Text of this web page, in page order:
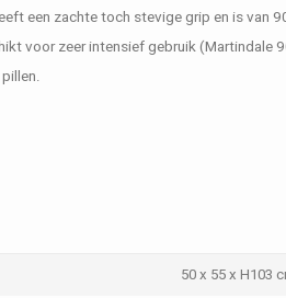
een zachte toch stevige grip en is van
voor zeer intensief gebruik (Martindale
50 x 55 x H103